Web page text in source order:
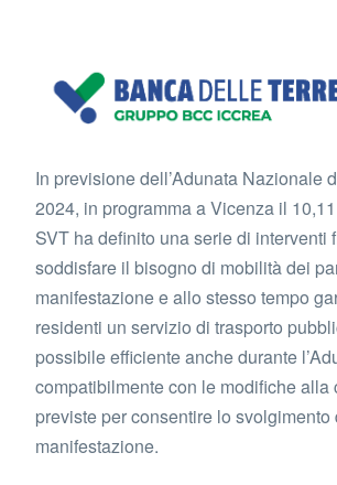
In previsione dell’Adunata Nazionale
2024, in programma a Vicenza il
SVT ha definito una serie di interventi
soddisfare il bisogno di mobilità dei
manifestazione e allo stesso tempo
residenti un servizio di trasporto
possibile efficiente anche durante
compatibilmente con le modifiche alla
previste per consentire lo svolgimento
manifestazione.